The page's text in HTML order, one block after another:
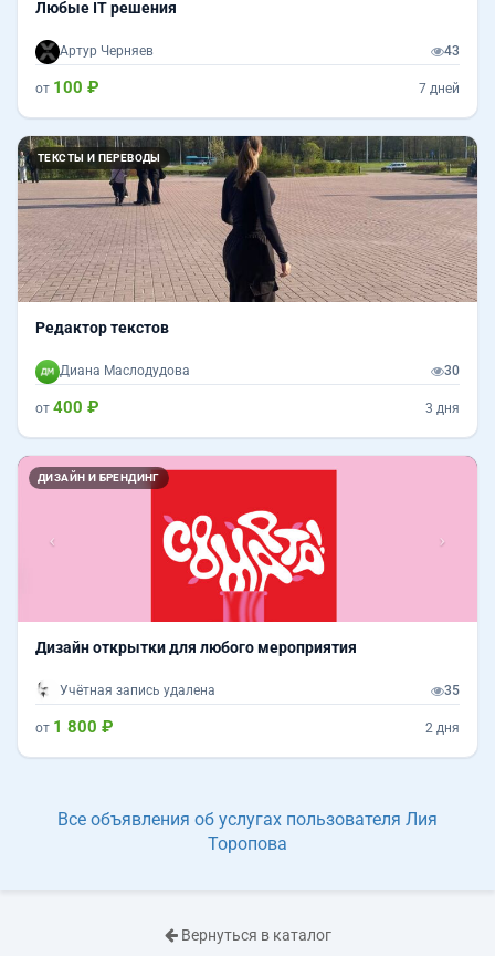
Любые IT решения
Артур Черняев 43
от 100 ₽ 7 дней
ТЕКСТЫ И ПЕРЕВОДЫ
Редактор текстов
Диана Маслодудова 30
от 400 ₽ 3 дня
ДИЗАЙН И БРЕНДИНГ
Назад
Дизайн открытки для любого мероприятия
Учётная запись удалена 35
от 1 800 ₽ 2 дня
Все объявления об услугах пользователя Лия
Торопова
Вернуться в каталог